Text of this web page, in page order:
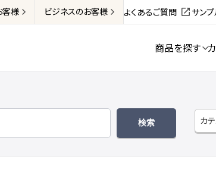
客様 ビジネスのお客様 よくあるご質問 サン
商品を探す
カ